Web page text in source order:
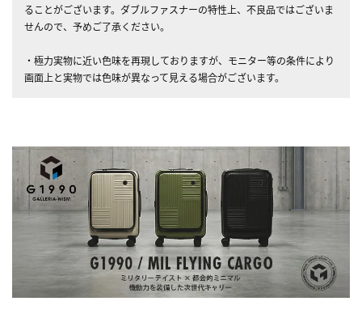
ることがございます。ダブルファスナーの特性上、不良品ではございま
せんので、予めご了承ください。
・極力実物に近い色味を再現しておりますが、モニター等の条件により
画面上と実物では色味が異なって見える場合がございます。